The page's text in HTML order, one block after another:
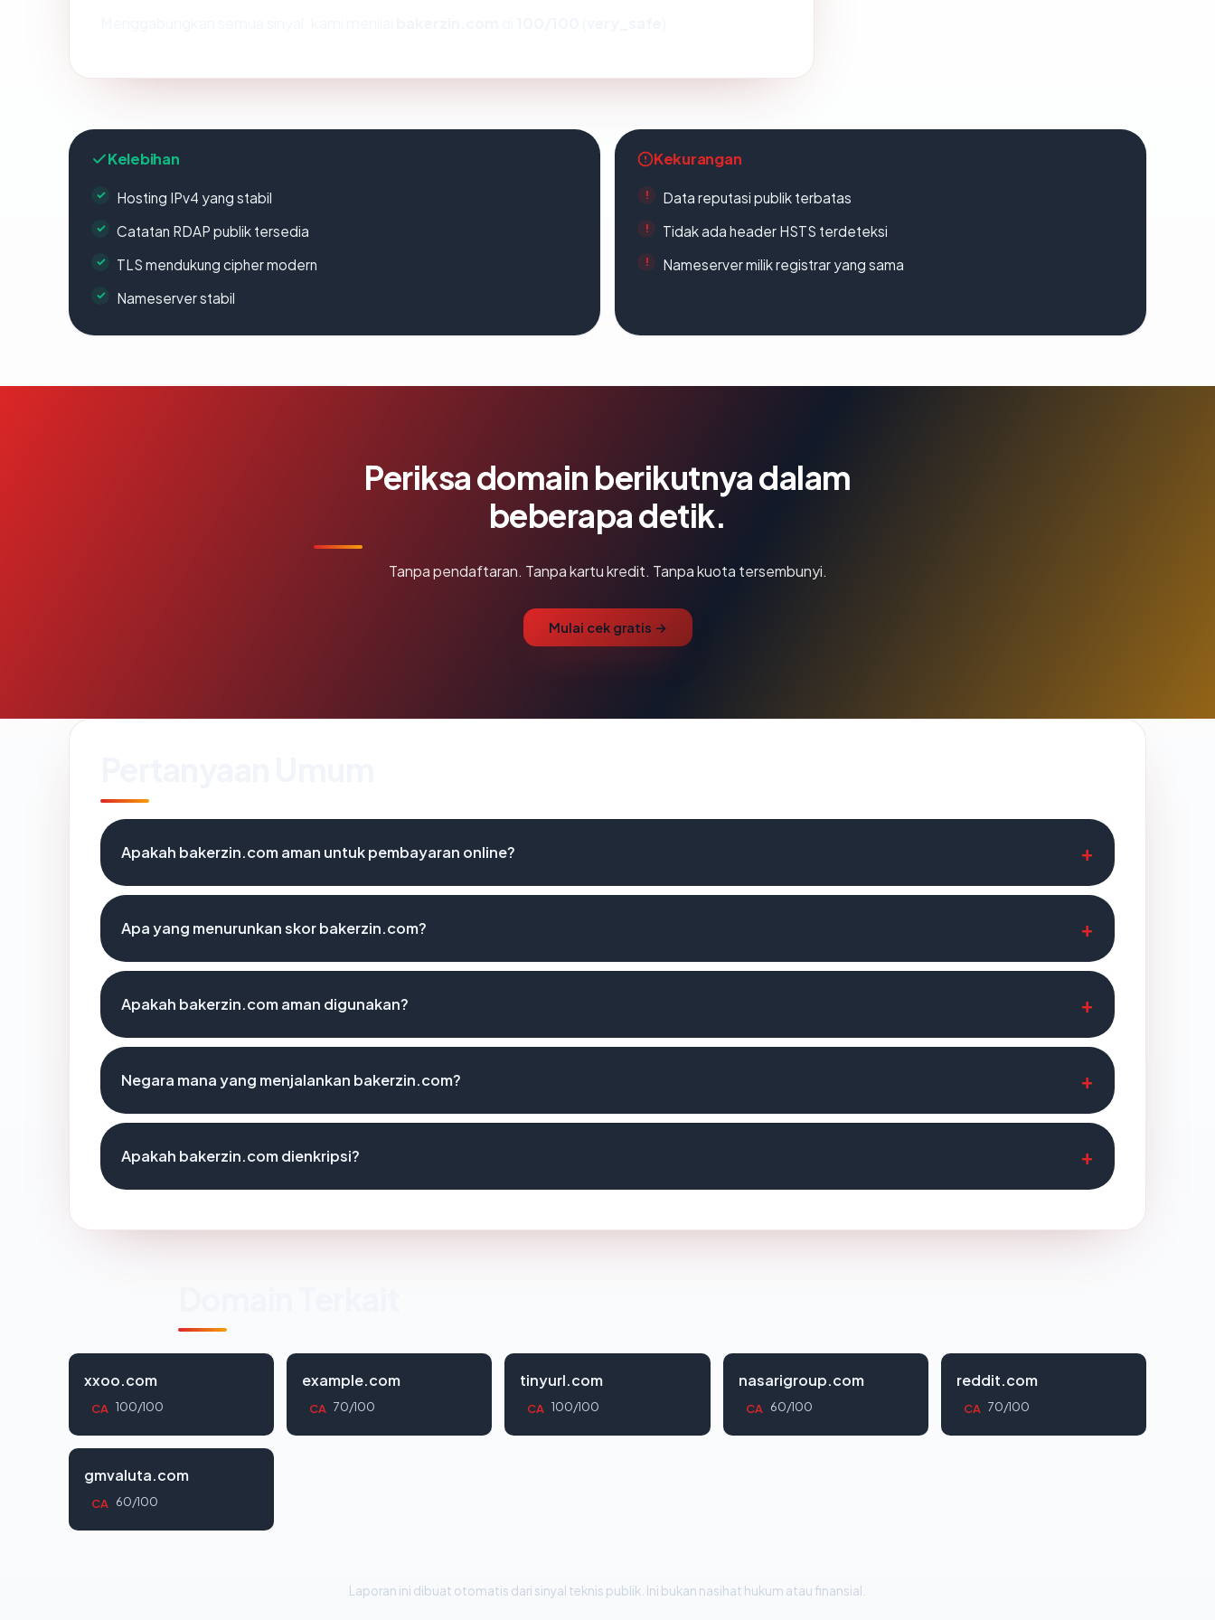
Kelebihan
Hosting IPv4 yang stabil
Catatan RDAP publik tersedia
TLS mendukung cipher modern
Nameserver stabil
Kekurangan
Data reputasi publik terbatas
Tidak ada header HSTS terdeteksi
Nameserver milik registrar yang sama
Periksa domain berikutnya dalam
beberapa detik.
Tanpa pendaftaran. Tanpa kartu kredit. Tanpa kuota tersembunyi.
Mulai cek gratis →
Apakah bakerzin.com aman untuk pembayaran online?
Apa yang menurunkan skor bakerzin.com?
Apakah bakerzin.com aman digunakan?
Negara mana yang menjalankan bakerzin.com?
Apakah bakerzin.com dienkripsi?
xxoo.com
CA 100/100
example.com
CA 70/100
tinyurl.com
CA 100/100
nasarigroup.com
CA 60/100
reddit.com
CA 70/100
gmvaluta.com
CA 60/100
Laporan ini dibuat otomatis dari sinyal teknis publik. Ini bukan nasihat hukum atau finansial.